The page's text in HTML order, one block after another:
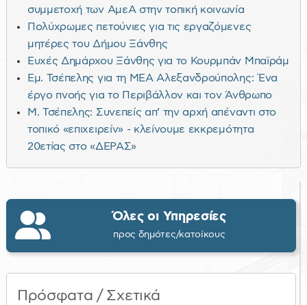
συμμετοχή των ΑμεΑ στην τοπική κοινωνία
Πολύχρωμες πετούνιες για τις εργαζόμενες
μητέρες του Δήμου Ξάνθης
Ευχές Δημάρχου Ξάνθης για το Κουρμπάν Μπαϊράμ
Εμ. Τσέπελης για τη ΜΕΑ Αλεξανδρούπολης: Ένα
έργο πνοής για το Περιβάλλον και τον Άνθρωπο
Μ. Τσέπελης: Συνεπείς απ’ την αρχή απέναντι στο
τοπικό «επιχειρείν» - κλείνουμε εκκρεμότητα
20ετίας στο «ΔΕΡΑΣ»
Όλες οι Υπηρεσίες
προς δημότες/κατοίκους
Πρόσφατα / Σχετικά